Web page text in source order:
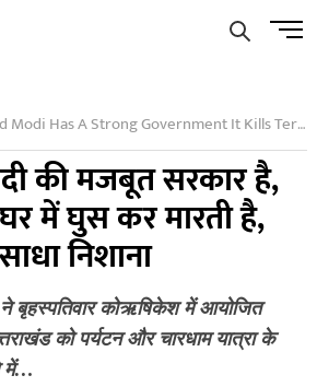
Menu
Has A Strong Government It Kills Terrorists By Entering Their Homes
की मजबूत सरकार है,
में घुस कर मारती है,
निशाना
ने बृहस्पतिवार कोऋषिकेश में आयोजित
को पर्यटन और चारधाम यात्रा के
में…